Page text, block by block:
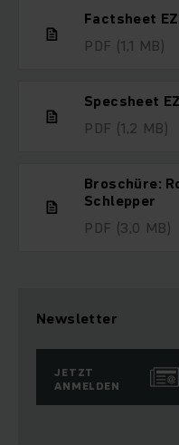
Factsheet
PDF (1,1 MB)
Specsheet
PDF (1,2 MB)
Broschüre:
Schlepper
PDF (3,0 MB)
Newsletter
JETZT
ANMELDEN